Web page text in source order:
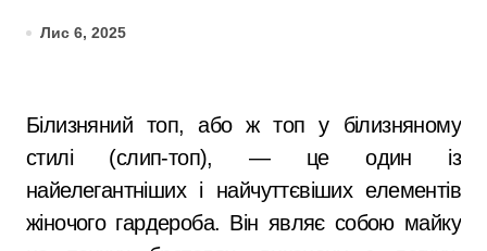
Лис 6, 2025
Білизняний топ, або ж топ у білизняному
стилі (слип-топ), — це один із
найелегантніших і найчуттєвіших елементів
жіночого гардероба. Він являє собою майку